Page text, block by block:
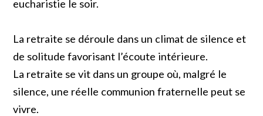
eucharistie le soir.
La retraite se déroule dans un climat de silence et
de solitude favorisant l’écoute intérieure.
La retraite se vit dans un groupe où, malgré le
silence, une réelle communion fraternelle peut se
vivre.